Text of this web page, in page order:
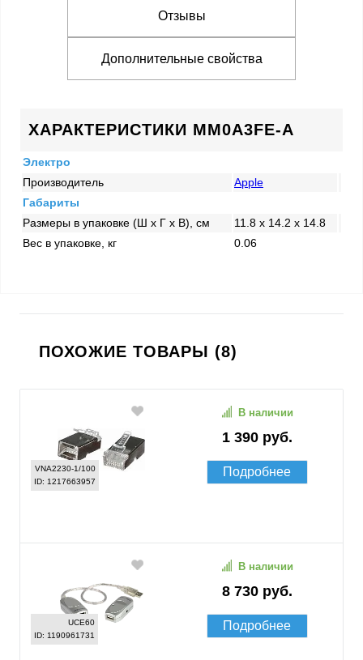
Отзывы
Дополнительные свойства
ХАРАКТЕРИСТИКИ MM0A3FE-A
Электро
Производитель
Apple
Габариты
Размеры в упаковке (Ш x Г x В), см
11.8 x 14.2 x 14.8
Вес в упаковке, кг
0.06
ПОХОЖИЕ ТОВАРЫ (8)
VNA2230-1/100
ID: 1217663957
1 390 руб.
В наличии
Подробнее
UCE60
ID: 1190961731
8 730 руб.
В наличии
Подробнее